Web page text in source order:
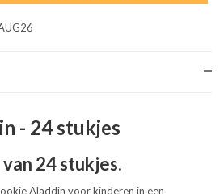
- 24 stukjes
24 stukjes.
Aladdin voor kinderen in een